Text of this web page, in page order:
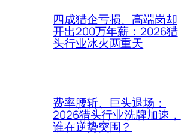
四成猎企亏损、高端岗却
开出200万年薪：2026猎
头行业冰火两重天
费率腰斩、巨头退场：
2026猎头行业洗牌加速，
谁在逆势突围？